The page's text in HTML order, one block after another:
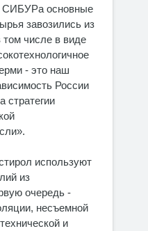
СИБУРа основные
завозились из
числе в виде
- это наш
России
стратегии
используют
из
очередь -
несъемной
и